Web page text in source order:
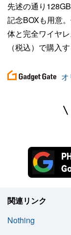
先述の通り
記念BOXも用意
体と完全ワイヤ
（税込）で購入
関連リンク
Nothing